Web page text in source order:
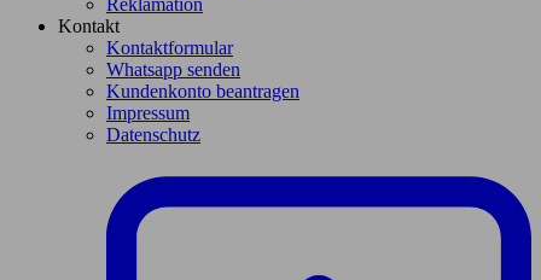
Reklamation
Kontakt
Kontaktformular
Whatsapp senden
Kundenkonto beantragen
Impressum
Datenschutz